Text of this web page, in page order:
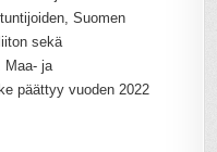
Suomen
sekä
Maa- ja
päättyy vuoden 2022